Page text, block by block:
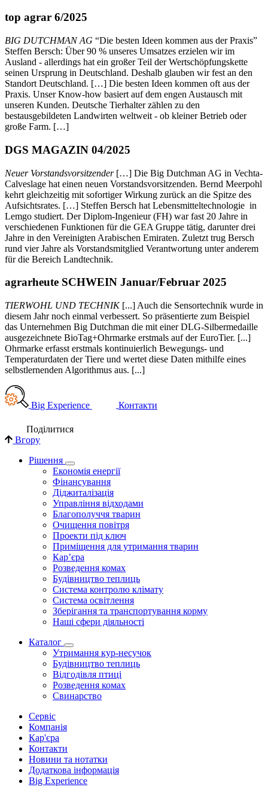
top agrar 6/2025
BIG DUTCHMAN AG “Die besten Ideen kommen aus der Praxis”
Steffen Bersch: Über 90 % unseres Umsatzes erzielen wir im
Ausland - allerdings hat ein großer Teil der Wertschöpfungskette
seinen Ursprung in Deutschland. Deshalb glauben wir fest an den
Standort Deutschland. […] Die besten Ideen kommen oft aus der
Praxis. Unser Know-how basiert auf dem engen Austausch mit
unseren Kunden. Deutsche Tierhalter zählen zu den
bestausgebildeten Landwirten weltweit - ob kleiner Betrieb oder
große Farm. […]
DGS MAGAZIN 04/2025
Neuer Vorstandsvorsitzender[…] Die Big Dutchman AG in Vechta-
Calveslage hat einen neuen Vorstandsvorsitzenden. Bernd Meerpohl
kehrt gleichzeitig mit sofortiger Wirkung zurück an die Spitze des
Aufsichtsrates. […] Steffen Bersch hat Lebensmitteltechnologie in
Lemgo studiert. Der Diplom-Ingenieur (FH) war fast 20 Jahre in
verschiedenen Funktionen für die GEA Gruppe tätig, darunter drei
Jahre in den Vereinigten Arabischen Emiraten. Zuletzt trug Bersch
rund vier Jahre als Vorstandsmitglied Verantwortung unter anderem
für die Bereich Landtechnik.
agrarheute SCHWEIN Januar/Februar 2025
TIERWOHL UND TECHNIK[...] Auch die Sensortechnik wurde in
diesem Jahr noch einmal verbessert. So präsentierte zum Beispiel
das Unternehmen Big Dutchman die mit einer DLG-Silbermedaille
ausgezeichnete BioTag+Ohrmarke erstmals auf der EuroTier. [...]
Ohrmarke erfasst erstmals kontinuierlich Bewegungs- und
Temperaturdaten der Tiere und wertet diese Daten mithilfe eines
selbstlernenden Algorithmus aus. [...]
Big Experience Контакти
Поділи­тися
Вгору
Рішення
Економія енергії
Фінансування
Діджиталізація
Управління відходами
Благополуччя тварин
Очищення повітря
Проекти під ключ
Приміщення для утримання тварин
Кар’єра
Розведення комах
Будівництво теплиць
Система контролю клімату
Система освітлення
Зберігання та транспортування корму
Наші сфери діяльності
Каталог
Утримання кур-несучок
Будівництво теплиць
Відгодівля птиці
Розведення комах
Свинарство
Сервіс
Компанія
Кар'єра
Контакти
Новини та нотатки
Додаткова інформація
Big Experience